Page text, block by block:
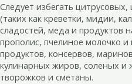
Следует избегать
(таких как креветки, мидии,
сладостей, меда и продуктов
прополис, пчелиное молочко
продуктов, консервов,
кулинарных жиров, соленых и
творожков и сметаны.